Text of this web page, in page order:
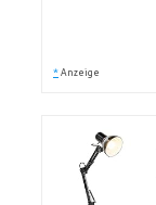
* Anzeige